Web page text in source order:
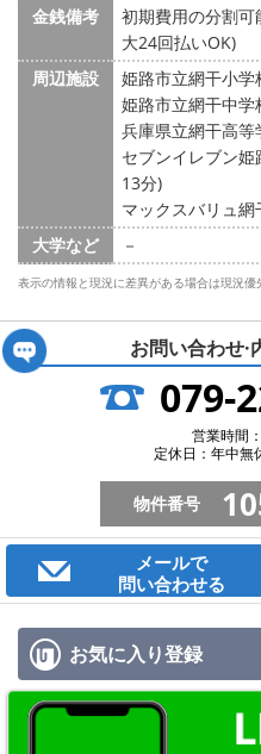
金銭備考
初期費用の分割
大24回払いOK)
周辺施設
姫路市立網干小
姫路市立網干中
兵庫県立網干高
セブンイレブン
13分)
マックスバリュ
大学など
－
表示の情報と現況に差異がある場合は現況優
お問い合わせ·
079-
営業時間
定休日：年中無
物件番号
メールで
問い合わせる
お気に入り登録